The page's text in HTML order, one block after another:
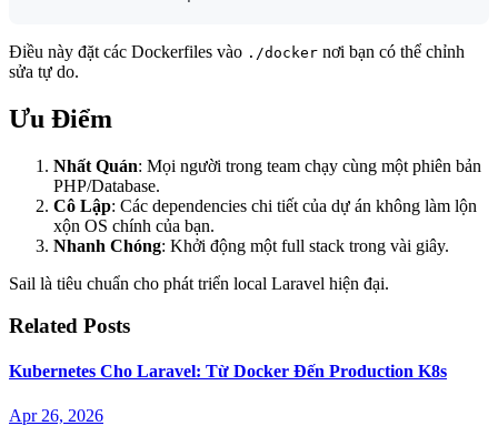
Điều này đặt các Dockerfiles vào ./docker nơi bạn có thể chỉnh
sửa tự do.
Ưu Điểm
Nhất Quán: Mọi người trong team chạy cùng một phiên bản
PHP/Database.
Cô Lập: Các dependencies chi tiết của dự án không làm lộn
xộn OS chính của bạn.
Nhanh Chóng: Khởi động một full stack trong vài giây.
Sail là tiêu chuẩn cho phát triển local Laravel hiện đại.
Related Posts
Kubernetes Cho Laravel: Từ Docker Đến Production K8s
Apr 26, 2026